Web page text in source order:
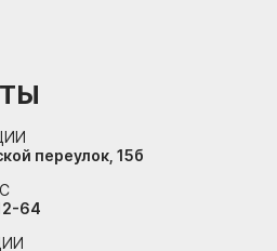
переулок, 15б
64